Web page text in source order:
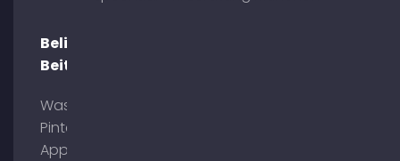
Beliebte
Beiträge
Was ist
Pinterest
App?